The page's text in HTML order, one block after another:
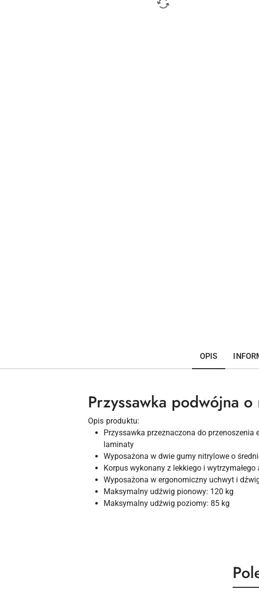
OPIS
Przyssawka podwójna
Opis produktu:
Przyssawka przeznaczona do przenoszenia
laminaty
Wyposażona w dwie gumy nitrylowe o
Korpus wykonany z lekkiego i
Wyposażona w ergonomiczny uchwyt i
Maksymalny udźwig pionowy: 120 kg
Maksymalny udźwig poziomy: 85 kg
o